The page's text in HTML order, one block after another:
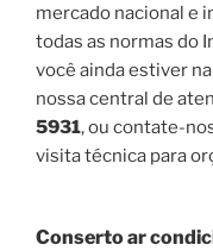
mercado nacional e
todas as normas do
você ainda estiver
nossa central de
5931, ou contate-
visita técnica para
Conserto ar